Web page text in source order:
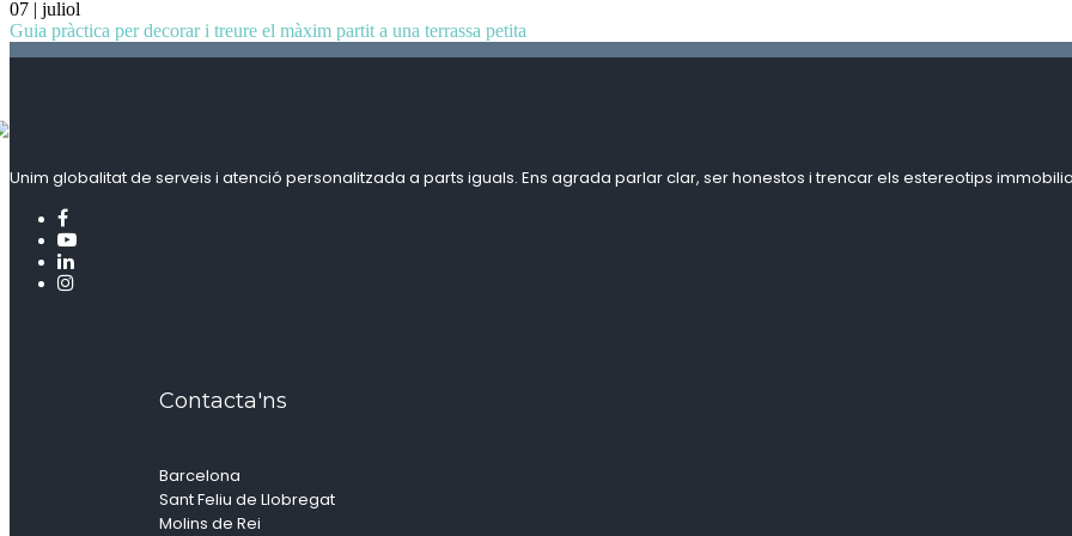
07 | juliol
Guia pràctica per decorar i treure el màxim partit a una terrassa petita
Unim globalitat de serveis i atenció personalitzada a parts iguals. Ens agrada parlar clar, ser honestos i trencar els estereotips
Contacta'ns
Barcelona
Sant Feliu de Llobregat
Molins de Rei